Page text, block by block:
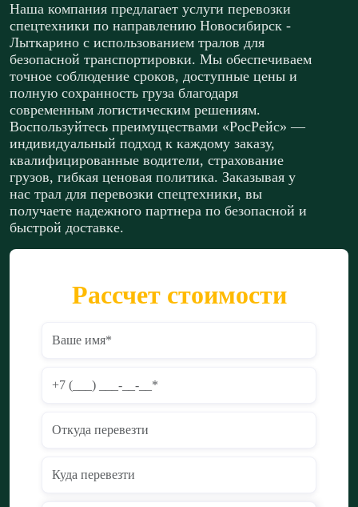
Наша компания предлагает услуги перевозки
спецтехники по направлению Новосибирск -
Лыткарино с использованием тралов для
безопасной транспортировки. Мы обеспечиваем
точное соблюдение сроков, доступные цены и
полную сохранность груза благодаря
современным логистическим решениям.
Воспользуйтесь преимуществами «РосРейс» —
индивидуальный подход к каждому заказу,
квалифицированные водители, страхование
грузов, гибкая ценовая политика. Заказывая у
нас трал для перевозки спецтехники, вы
получаете надежного партнера по безопасной и
быстрой доставке.
Рассчет стоимости